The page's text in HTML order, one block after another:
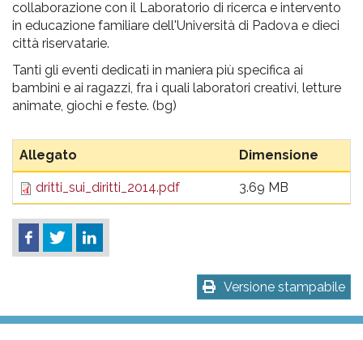
collaborazione con il Laboratorio di ricerca e intervento
in educazione familiare dell'Università di Padova e dieci
città riservatarie.
Tanti gli eventi dedicati in maniera più specifica ai
bambini e ai ragazzi, fra i quali laboratori creativi, letture
animate, giochi e feste. (bg)
Allegato Dimensione
dritti_sui_diritti_2014.pdf 3.69 MB
Versione stampabile